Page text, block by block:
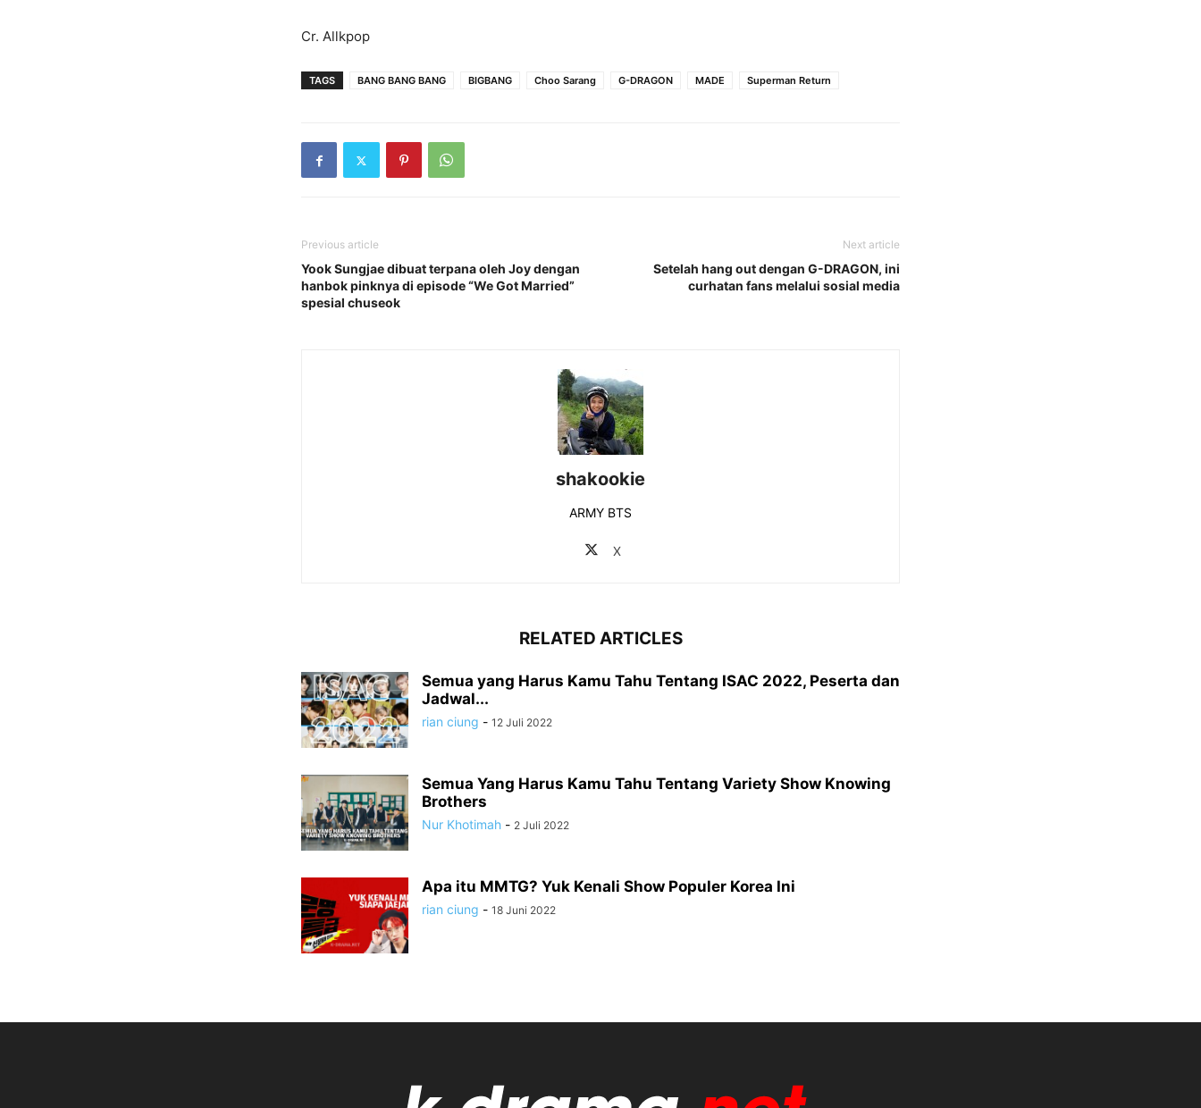
Cr. Allkpop
TAGS BANG BANG BANG BIGBANG Choo Sarang G-DRAGON MADE Superman Return
Previous article
Yook Sungjae dibuat terpana oleh Joy dengan
hanbok pinknya di episode “We Got Married”
spesial chuseok
Next article
Setelah hang out dengan G-DRAGON, ini
curhatan fans melalui sosial media
shakookie
ARMY BTS
X
RELATED ARTICLES
Semua yang Harus Kamu Tahu Tentang ISAC 2022, Peserta dan
Jadwal...
rian ciung - 12 Juli 2022
Semua Yang Harus Kamu Tahu Tentang Variety Show Knowing
Brothers
Nur Khotimah - 2 Juli 2022
Apa itu MMTG? Yuk Kenali Show Populer Korea Ini
rian ciung - 18 Juni 2022